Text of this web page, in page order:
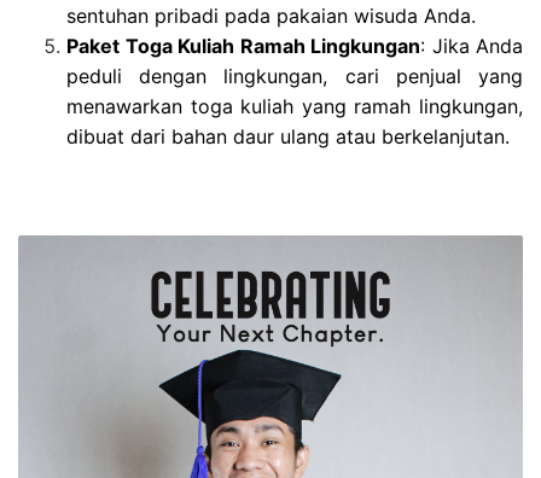
sentuhan pribadi pada pakaian wisuda Anda.
Paket Toga Kuliah Ramah Lingkungan: Jika Anda
peduli dengan lingkungan, cari penjual yang
menawarkan toga kuliah yang ramah lingkungan,
dibuat dari bahan daur ulang atau berkelanjutan.